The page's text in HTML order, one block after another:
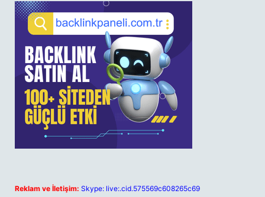
Reklam ve İletişim: Skype: live:.cid.575569c608265c69